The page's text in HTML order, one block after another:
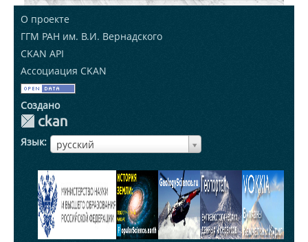
О проекте
ГГМ РАН им. В.И. Вернадского
CKAN API
Ассоциация CKAN
Создано
Язык русский
ЯзыкЯзык